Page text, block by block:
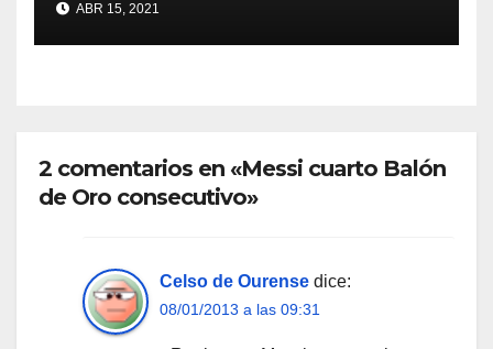
ABR 15, 2021
2 comentarios en «Messi cuarto Balón
de Oro consecutivo»
Celso de Ourense dice:
08/01/2013 a las 09:31